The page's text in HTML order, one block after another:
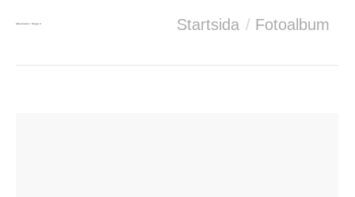
Albumarkiv: Stuga 4 Du är här:
Startsida Fotoalbum